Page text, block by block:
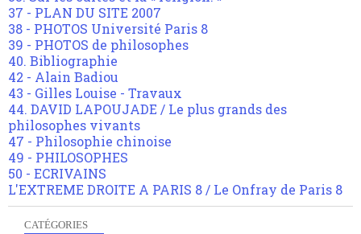
37 - PLAN DU SITE 2007
38 - PHOTOS Université Paris 8
39 - PHOTOS de philosophes
40. Bibliographie
42 - Alain Badiou
43 - Gilles Louise - Travaux
44. DAVID LAPOUJADE / Le plus grands des
philosophes vivants
47 - Philosophie chinoise
49 - PHILOSOPHES
50 - ECRIVAINS
L'EXTREME DROITE A PARIS 8 / Le Onfray de Paris 8
CATÉGORIES